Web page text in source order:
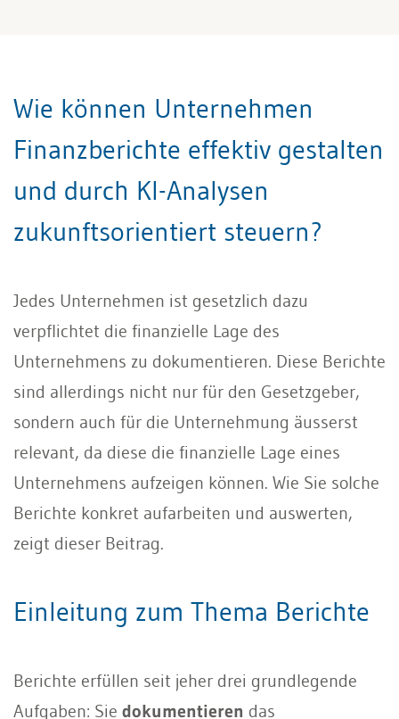
Wie können Unternehmen
Finanzberichte effektiv gestalten
und durch KI-Analysen
zukunftsorientiert steuern?
Jedes Unternehmen ist gesetzlich dazu
verpflichtet die finanzielle Lage des
Unternehmens zu dokumentieren. Diese Berichte
sind allerdings nicht nur für den Gesetzgeber,
sondern auch für die Unternehmung äusserst
relevant, da diese die finanzielle Lage eines
Unternehmens aufzeigen können. Wie Sie solche
Berichte konkret aufarbeiten und auswerten,
zeigt dieser Beitrag.
Einleitung zum Thema Berichte
Berichte erfüllen seit jeher drei grundlegende
Aufgaben: Sie dokumentieren das